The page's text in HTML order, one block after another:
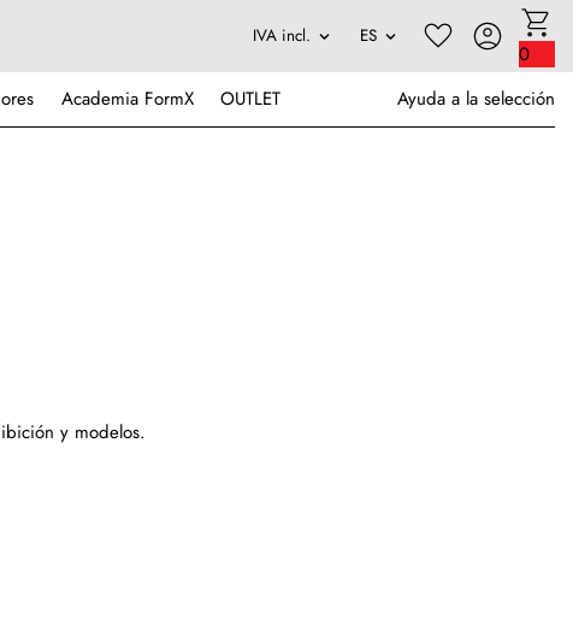
0
Academia FormX OUTLET Ayuda a la selección
y modelos.